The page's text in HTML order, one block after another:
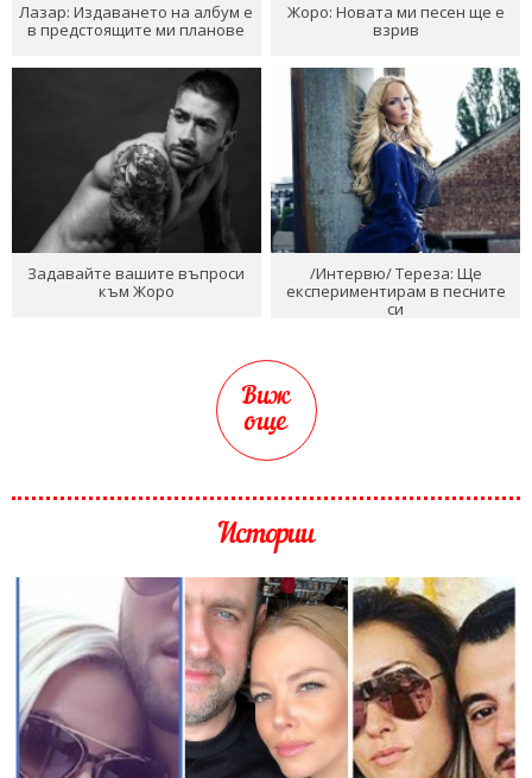
Лазар: Издаването на албум е
в предстоящите ми планове
Жоро: Новата ми песен ще е
взрив
Задавайте вашите въпроси
към Жоро
/Интервю/ Тереза: Ще
експериментирам в песните
си
Виж
още
Истории